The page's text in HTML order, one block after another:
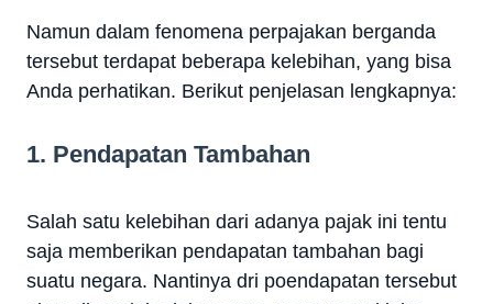
Namun dalam fenomena perpajakan berganda
tersebut terdapat beberapa kelebihan, yang bisa
Anda perhatikan. Berikut penjelasan lengkapnya:
1. Pendapatan Tambahan
Salah satu kelebihan dari adanya pajak ini tentu
saja memberikan pendapatan tambahan bagi
suatu negara. Nantinya dri poendapatan tersebut